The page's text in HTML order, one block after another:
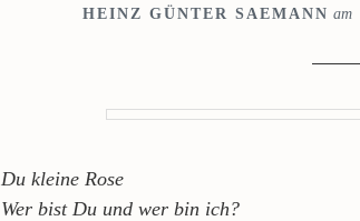
HEINZ GÜNTER SAEMANN am
Du kleine Rose
Wer bist Du und wer bin ich?